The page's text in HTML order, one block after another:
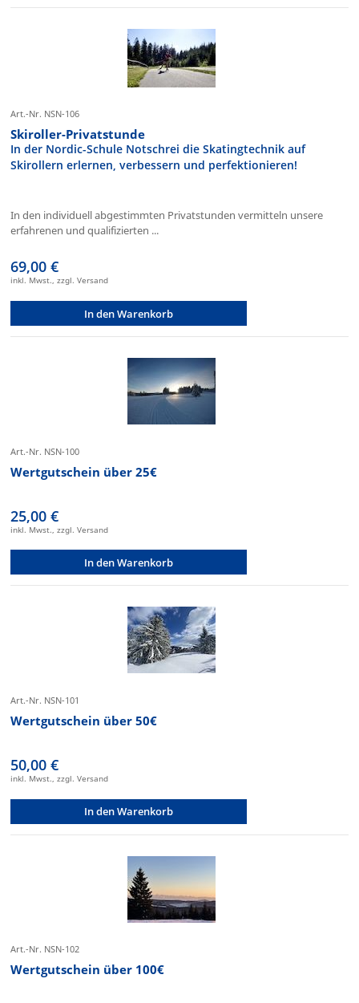
Art.-Nr. NSN-106
Skiroller-Privatstunde
In der Nordic-Schule Notschrei die Skatingtechnik auf
Skirollern erlernen, verbessern und perfektionieren!
In den individuell abgestimmten Privatstunden vermitteln unsere
erfahrenen und qualifizierten ...
69,00 €
inkl. Mwst., zzgl. Versand
In den Warenkorb
Art.-Nr. NSN-100
Wertgutschein über 25€
25,00 €
inkl. Mwst., zzgl. Versand
In den Warenkorb
Art.-Nr. NSN-101
Wertgutschein über 50€
50,00 €
inkl. Mwst., zzgl. Versand
In den Warenkorb
Art.-Nr. NSN-102
Wertgutschein über 100€